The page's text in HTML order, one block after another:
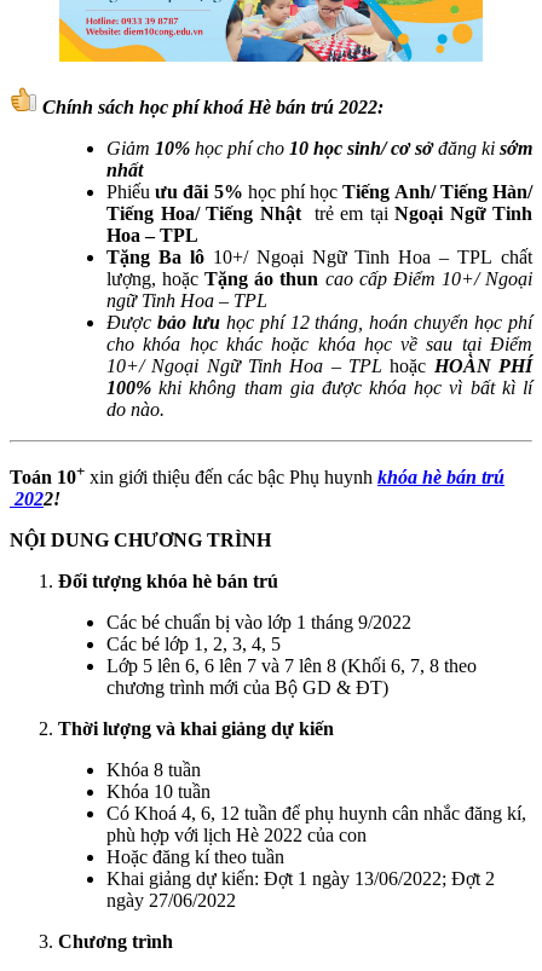
Chính sách học phí khoá Hè bán trú 2022:
Giảm 10% học phí cho 10 học sinh/ cơ sởđăng ki sớm
nhất
Phiếuưu đãi 5% học phí họcTiếng Anh/ Tiếng Hàn/
Tiếng Hoa/ Tiếng Nhật trẻ em tại Ngoại Ngữ Tinh
Hoa – TPL
Tặng Ba lô10+/ Ngoại Ngữ Tinh Hoa – TPL chất
lượng, hoặcTặng áo thun cao cấp Điểm 10+/ Ngoại
ngữ Tinh Hoa – TPL
Được bảo lưuhọc phí 12 tháng, hoán chuyển học phí
cho khóa học khác hoặc khóa học về sau tại Điểm
10+/ Ngoại Ngữ Tinh Hoa – TPL hoặc HOÀN PHÍ
100%khi không tham gia được khóa học vì bất kì lí
do nào.
Toán 10+ xin giới thiệu đến các bậc Phụ huynh khóa hè bán trú​
2022!
NỘI DUNG CHƯƠNG TRÌNH
Đối tượng khóa hè bán trú
Các bé chuẩn bị vào lớp 1 tháng 9/2022
Các bé lớp 1, 2, 3, 4, 5
Lớp 5 lên 6, 6 lên 7 và 7 lên 8 (Khối 6, 7, 8 theo
chương trình mới của Bộ GD & ĐT)
Thời lượng và khai giảng dự kiến
Khóa 8 tuần
Khóa 10 tuần
Có Khoá 4, 6, 12 tuần để phụ huynh cân nhắc đăng kí,
phù hợp với lịch Hè 2022 của con
Hoặc đăng kí theo tuần
Khai giảng dự kiến: Đợt 1 ngày 13/06/2022; Đợt 2
ngày 27/06/2022
Chương trình